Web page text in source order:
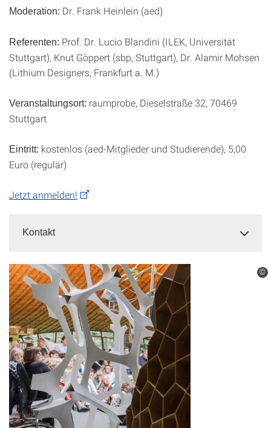
Moderation: Dr. Frank Heinlein (aed)
Referenten: Prof. Dr. Lucio Blandini (ILEK, Universität
Stuttgart), Knut Göppert (sbp, Stuttgart), Dr. Alamir Mohsen
(Lithium Designers, Frankfurt a. M.)
Veranstaltungsort: raumprobe, Dieselstraße 32, 70469
Stuttgart
Eintritt: kostenlos (aed-Mitglieder und Studierende), 5,00
Euro (regulär)
Jetzt anmelden!
Kontakt
©